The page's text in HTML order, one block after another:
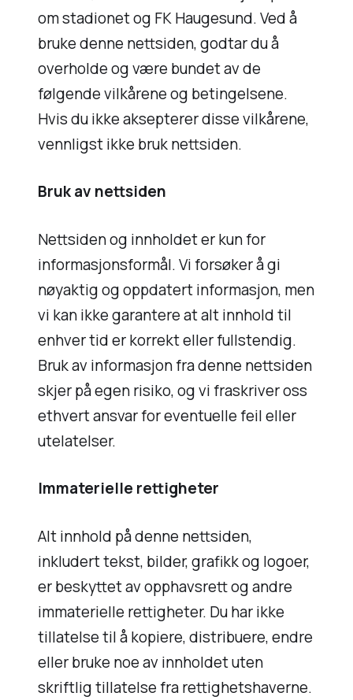
om stadionet og FK Haugesund. Ved å
bruke denne nettsiden, godtar du å
overholde og være bundet av de
følgende vilkårene og betingelsene.
Hvis du ikke aksepterer disse vilkårene,
vennligst ikke bruk nettsiden.
Bruk av nettsiden
Nettsiden og innholdet er kun for
informasjonsformål. Vi forsøker å gi
nøyaktig og oppdatert informasjon, men
vi kan ikke garantere at alt innhold til
enhver tid er korrekt eller fullstendig.
Bruk av informasjon fra denne nettsiden
skjer på egen risiko, og vi fraskriver oss
ethvert ansvar for eventuelle feil eller
utelatelser.
Immaterielle rettigheter
Alt innhold på denne nettsiden,
inkludert tekst, bilder, grafikk og logoer,
er beskyttet av opphavsrett og andre
immaterielle rettigheter. Du har ikke
tillatelse til å kopiere, distribuere, endre
eller bruke noe av innholdet uten
skriftlig tillatelse fra rettighetshaverne.